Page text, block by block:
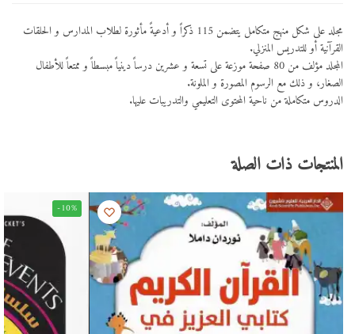
مجلد على شكل منهج متكامل يتضمن 115 ذكراً و أدعيةً مأثورة لطلاب المدارس و الحلقات
القرآنية أو للتدريس المنزلي.
المجلد مؤلف من 80 صفحة موزعة على تسعة و عشرين درساً دينياً مبسطاً و ممتعاً للأطفال
الصغار، و ذلك مع الرسوم المصورة و الملونة.
الدروس متكاملة من ناحية المحتوى التعليمي والتدريبات عليها.
المنتجات ذات الصلة
-10%